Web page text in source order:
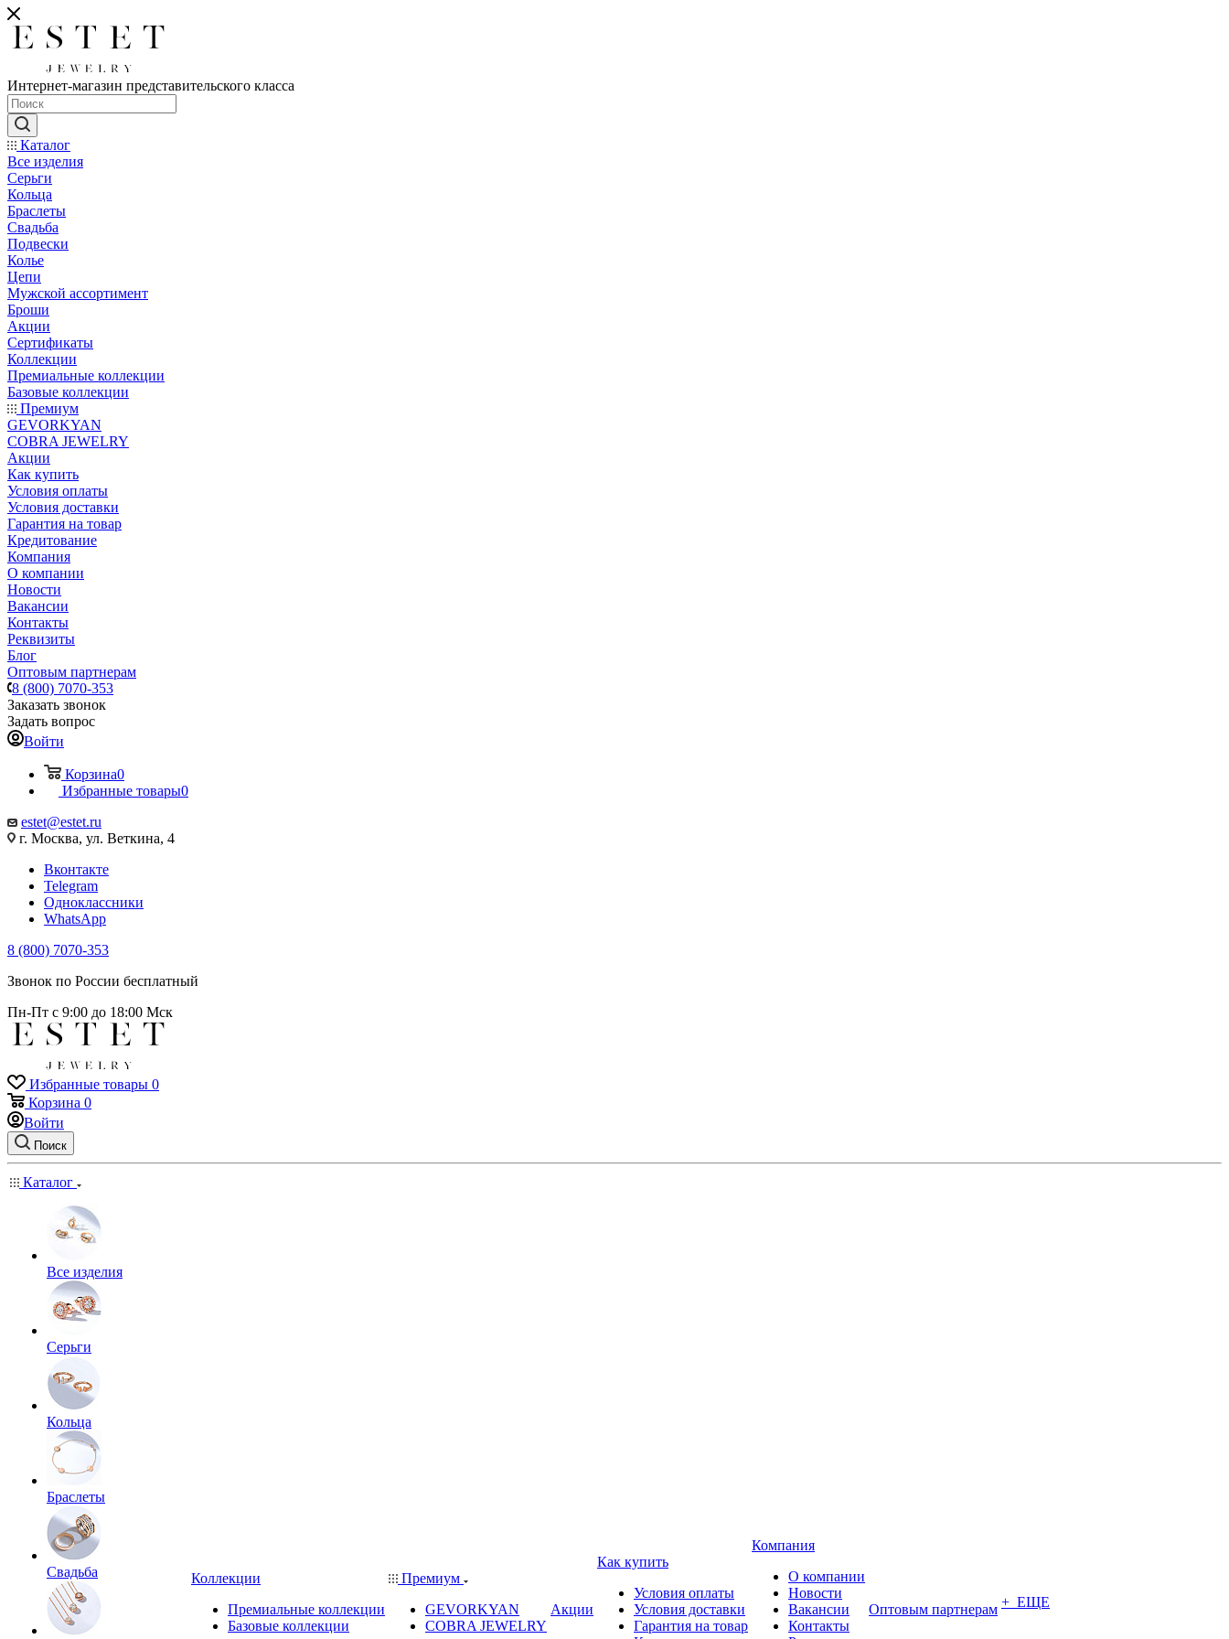
Интернет-магазин представительского класса
Каталог
Все изделия
Серьги
Кольца
Браслеты
Свадьба
Подвески
Колье
Цепи
Мужской ассортимент
Броши
Акции
Сертификаты
Коллекции
Премиальные коллекции
Базовые коллекции
Премиум
GEVORKYAN
COBRA JEWELRY
Акции
Как купить
Условия оплаты
Условия доставки
Гарантия на товар
Кредитование
Компания
О компании
Новости
Вакансии
Контакты
Реквизиты
Блог
Оптовым партнерам
8 (800) 7070-353
Заказать звонок
Задать вопрос
Войти
Корзина0
Избранные товары0
estet@estet.ru
г. Москва, ул. Веткина, 4
Вконтакте
Telegram
Одноклассники
WhatsApp
8 (800) 7070-353
Звонок по России бесплатный
Пн-Пт с 9:00 до 18:00 Мск
Избранные товары 0
Корзина 0
Войти
Поиск
Каталог
Все изделия
Серьги
Кольца
Браслеты
Свадьба
Коллекции
Премиальные коллекции
Базовые коллекции
Премиум
GEVORKYAN
COBRA JEWELRY
Акции
Как купить
Условия оплаты
Условия доставки
Гарантия на товар
Компания
О компании
Новости
Вакансии
Контакты
Оптовым партнерам + ЕЩЕ